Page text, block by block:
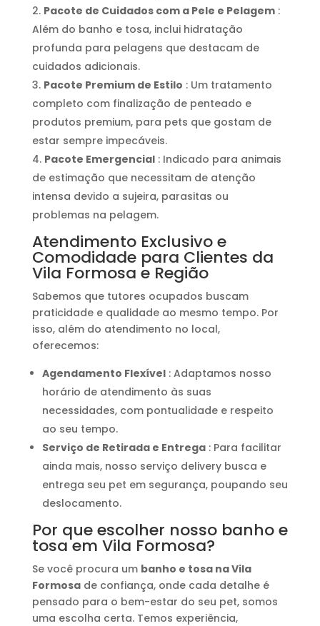
Pacote de Cuidados com a Pele e Pelagem:
Além do banho e tosa, inclui hidratação
profunda para pelagens que destacam de
cuidados adicionais.
Pacote Premium de Estilo : Um tratamento
completo com finalização de penteado e
produtos premium, para pets que gostam de
estar sempre impecáveis.
Pacote Emergencial: Indicado para animais
de estimação que necessitam de atenção
intensa devido a sujeira, parasitas ou
problemas na pelagem.
Atendimento Exclusivo e
Comodidade para Clientes da
Vila Formosa e Região
Sabemos que tutores ocupados buscam
praticidade e qualidade ao mesmo tempo. Por
isso, além do atendimento no local,
oferecemos:
Agendamento Flexível: Adaptamos nosso
horário de atendimento às suas
necessidades, com pontualidade e respeito
ao seu tempo.
Serviço de Retirada e Entrega: Para facilitar
ainda mais, nosso serviço delivery busca e
entrega seu pet em segurança, poupando seu
deslocamento.
Por que escolher nosso banho e
tosa em Vila Formosa?
Se você procura um banho e tosa na Vila
Formosade confiança, onde cada detalhe é
pensado para o bem-estar do seu pet, somos
uma escolha certa. Temos experiência,